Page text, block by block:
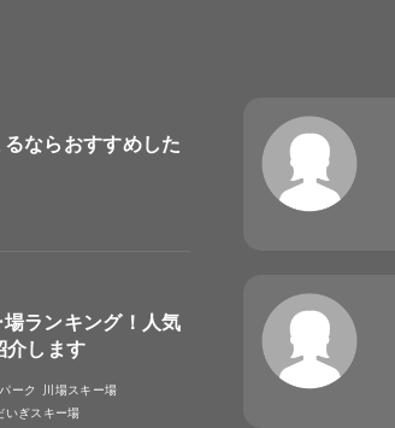
ならおすすめした
ランキング！人気
介します
ーク
川場スキー場
いぎスキー場